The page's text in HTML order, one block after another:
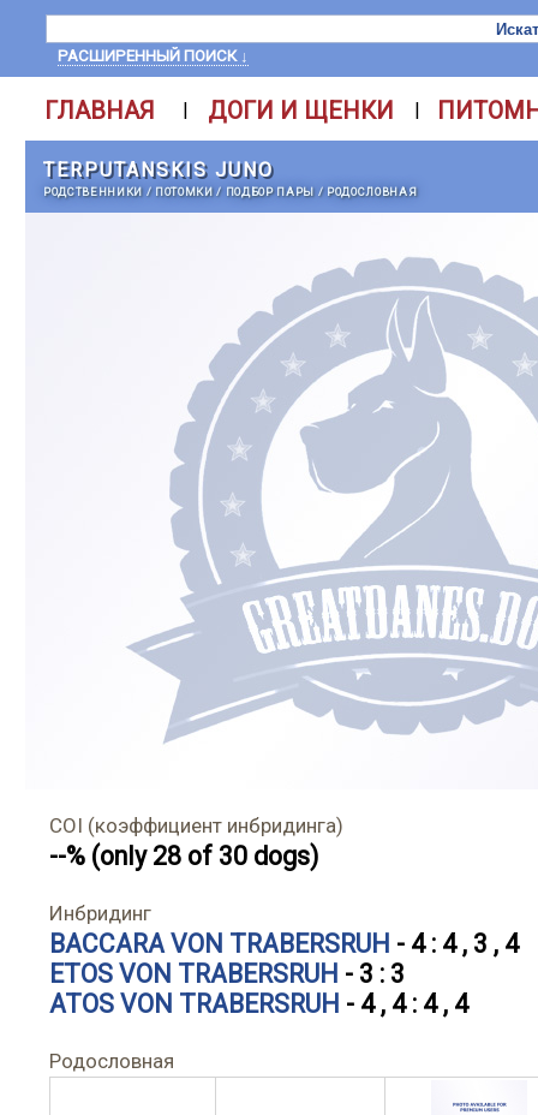
РАСШИРЕННЫЙ ПОИСК ↓
ГЛАВНАЯ | ДОГИ И ЩЕНКИ |
TERPUTANSKIS JUNO
РОДСТВЕННИКИ / ПОТОМКИ/ ПОДБОР ПАРЫ / РОДОСЛОВНАЯ
COI (коэффициент инбридинга)
--% (only 28 of 30 dogs)
Инбридинг
BACCARA VON TRABERSRUH - 4 : 4 , 3 , 4
ETOS VON TRABERSRUH - 3 : 3
ATOS VON TRABERSRUH - 4 , 4 : 4 , 4
Родословная